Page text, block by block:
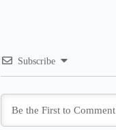
Subscribe